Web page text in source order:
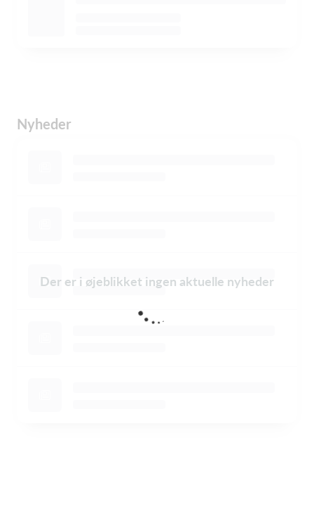
Nyheder
Der er i øjeblikket ingen aktuelle nyheder